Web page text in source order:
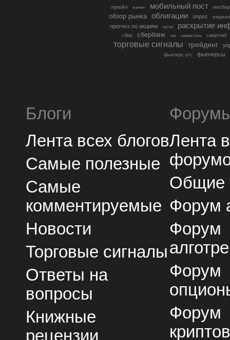
лукойл
магнит мобильный пост
обзор рынка облигации опрос
прогноз по акциям путин раскрытие
сбер сбербанк сво северсталь смартлаб
торговые сигналы трейдинг
фьючерс ртс фьючерсы
Блоги
Лента всех блогов
Самые полезные
Самые
комментируемые
Новости
Торговые сигналы
Ответы на
вопросы
Книжные
рецензии
Лента
Общие
Форум
Форум
Форум
Форум